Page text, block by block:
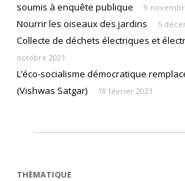
soumis à enquête publique
9
Nourrir les oiseaux des jardins 5
Collecte de déchets électriques et
octobre 2021
L’éco-socialisme démocratique
(Vishwas Satgar)
18 février 2021
THÈMATIQUE